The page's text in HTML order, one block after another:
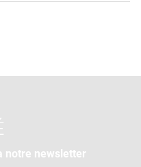
notre newsletter